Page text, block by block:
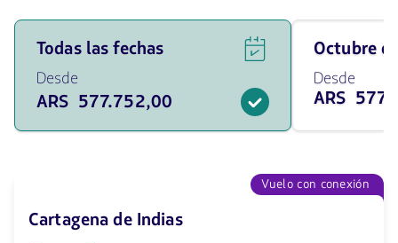
Ver
ofertas
de
vuelos
para
las
Todas las fechas
Desde
ARS 577.752,00
Viaja
en
octubre
de
2026
577752
octubre
Desde
ARS
Vuelo con conexión
Cartagena de Indias